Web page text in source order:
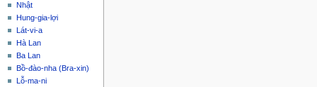
Nhật
Hung-gia-lợi
Lát-vi-a
Hà Lan
Ba Lan
Bồ-đào-nha (Bra-xin)
Lỗ-ma-ni